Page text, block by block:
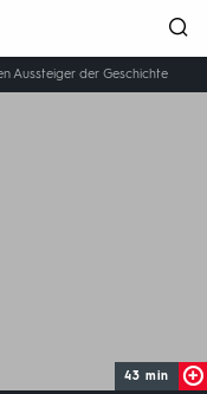
Aussteiger der Geschichte
43 min